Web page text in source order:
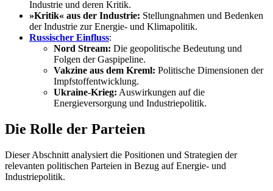
Industrie und deren Kritik.
»Kritik« aus der Industrie: Stellungnahmen und Bedenken
der Industrie zur Energie- und Klimapolitik.
Russischer Einfluss:
Nord Stream: Die geopolitische Bedeutung und
Folgen der Gaspipeline.
Vakzine aus dem Kreml: Politische Dimensionen der
Impfstoffentwicklung.
Ukraine-Krieg: Auswirkungen auf die
Energieversorgung und Industriepolitik.
Die Rolle der Parteien
Dieser Abschnitt analysiert die Positionen und Strategien der
relevanten politischen Parteien in Bezug auf Energie- und
Industriepolitik.